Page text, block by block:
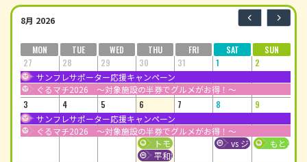
8月 2026
MON TUE WED THU FRI SAT
SUN
27
サンフレサポーター応援キャンペーン
ぐるマチ2026 ～対象施設の半券でグルメがお得！～
28 29 30 31 1 2
3
サンフレサポーター応援キャンペーン
ぐるマチ2026 ～対象施設の半券でグルメがお得！～
4 5 6
トモスハチロク～未来をともに灯す～
平和記念式典の放映
7 8
vs ジェフユナイテ
9
もとまち